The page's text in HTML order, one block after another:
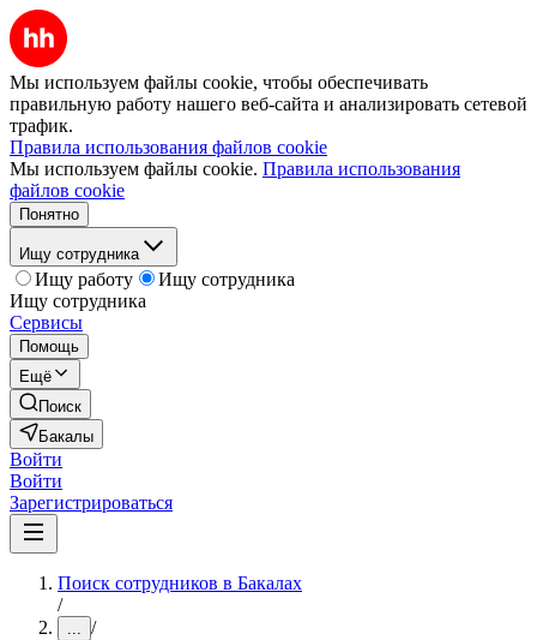
Мы используем файлы cookie, чтобы обеспечивать
правильную работу нашего веб-сайта и анализировать сетевой
трафик.
Правила использования файлов cookie
Мы используем файлы cookie. Правила использования
файлов cookie
Понятно
Ищу сотрудника
Ищу работу
Ищу сотрудника
Ищу сотрудника
Сервисы
Помощь
Ещё
Поиск
Бакалы
Войти
Войти
Зарегистрироваться
Поиск сотрудников в Бакалах
/
... /